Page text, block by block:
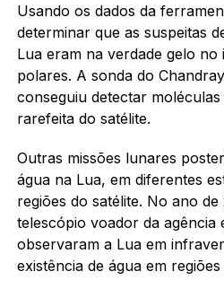
Usando os dados da
determinar que as suspeitas
Lua eram na verdade gelo
polares. A sonda do
conseguiu detectar moléculas
rarefeita do satélite.
Outras missões lunares
água na Lua, em diferentes
regiões do satélite. No ano
telescópio voador da agência
observaram a Lua em
existência de água em